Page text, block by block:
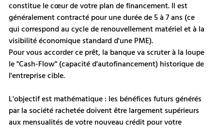
constitue le cœur de votre plan de financement. Il est
généralement contracté pour une durée de 5 à 7 ans (ce
qui correspond au cycle de renouvellement matériel et à la
visibilité économique standard d'une PME).
Pour vous accorder ce prêt, la banque va scruter à la loupe
le "Cash-Flow" (capacité d'autofinancement) historique de
l'entreprise cible.
L'objectif est mathématique : les bénéfices futurs générés
par la société rachetée doivent être largement supérieurs
aux mensualités de votre nouveau crédit pour votre